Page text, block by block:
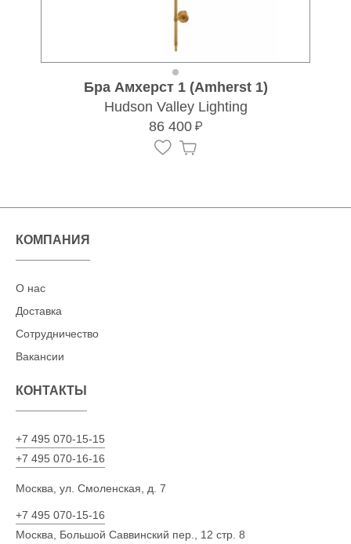
Бра Амхерст 1 (Amherst 1)
Hudson Valley Lighting
86 400
КОМПАНИЯ
О нас
Доставка
Сотрудничество
Вакансии
КОНТАКТЫ
+7 495 070-15-15
+7 495 070-16-16
Москва, ул. Смоленская, д. 7
+7 495 070-15-16
Москва, Большой Саввинский пер., 12 стр. 8